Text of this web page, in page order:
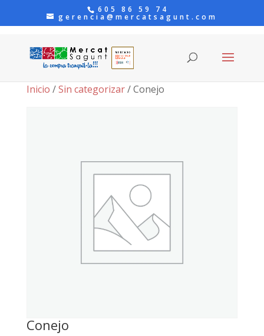
605 86 59 74
gerencia@mercatsagunt.com
Inicio /Sin categorizar/ Conejo
Conejo